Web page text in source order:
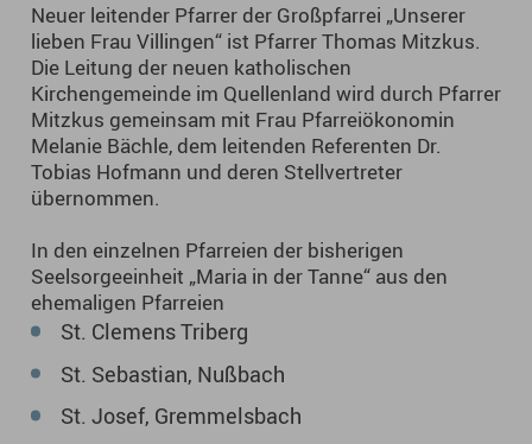
Neuer leitender Pfarrer der Großpfarrei „Unserer
lieben Frau Villingen“ ist Pfarrer Thomas Mitzkus.
Die Leitung der neuen katholischen
Kirchengemeinde im Quellenland wird durch Pfarrer
Mitzkus gemeinsam mit Frau Pfarreiökonomin
Melanie Bächle, dem leitenden Referenten Dr.
Tobias Hofmann und deren Stellvertreter
übernommen.
In den einzelnen Pfarreien der bisherigen
Seelsorgeeinheit „Maria in der Tanne“ aus den
ehemaligen Pfarreien
St. Clemens Triberg
St. Sebastian, Nußbach
St. Josef, Gremmelsbach